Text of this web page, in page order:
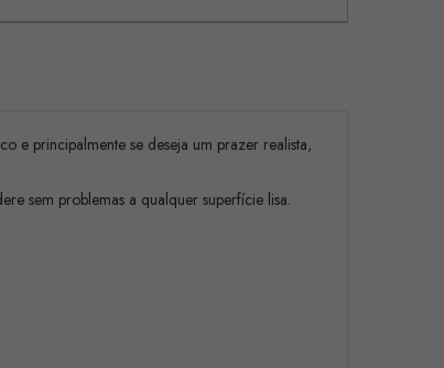
e principalmente se deseja um prazer realista,
sem problemas a qualquer superfície lisa.